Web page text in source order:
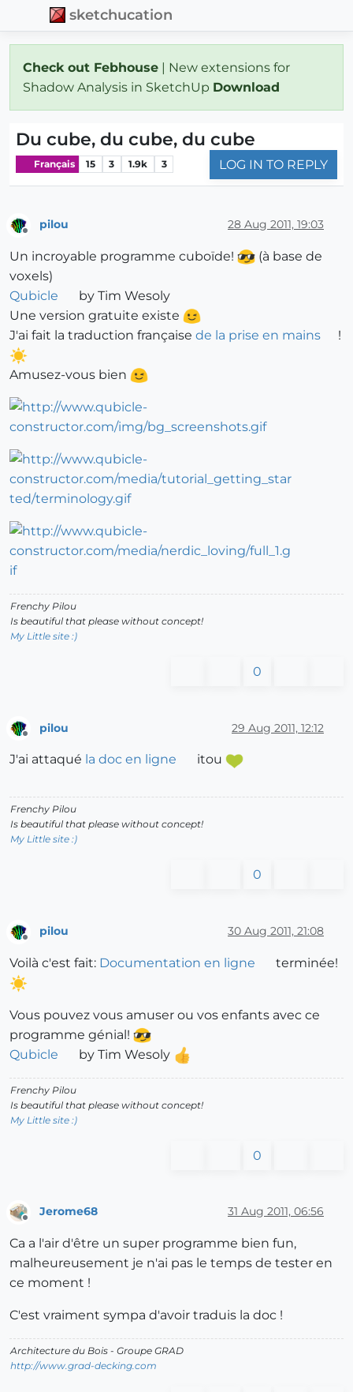
sketchucation
Check out Febhouse | New extensions for
Shadow Analysis in SketchUp Download
Du cube, du cube, du cube
Français 15 3 1.9k 3 LOG IN TO REPLY
pilou 28 Aug 2011, 19:03
Un incroyable programme cuboïde!
(à base de
voxels)
Qubicle
by Tim Wesoly
Une version gratuite existe
J'ai fait la traduction française de la prise en mains !
Amusez-vous bien
Frenchy Pilou
Is beautiful that please without concept!
My Little site :)
0
pilou 29 Aug 2011, 12:12
J'ai attaqué la doc en ligne itou
Frenchy Pilou
Is beautiful that please without concept!
My Little site :)
0
Offline
pilou 30 Aug 2011, 21:08
Voilà c'est fait: Documentation en ligne terminée!
Vous pouvez vous amuser ou vos enfants avec ce
programme génial!
Qubicle
by Tim Wesoly
Frenchy Pilou
Is beautiful that please without concept!
My Little site :)
0
Jerome68 31 Aug 2011, 06:56
Ca a l'air d'être un super programme bien fun,
malheureusement je n'ai pas le temps de tester en
ce moment !
C'est vraiment sympa d'avoir traduis la doc !
Architecture du Bois - Groupe GRAD
http://www.grad-decking.com